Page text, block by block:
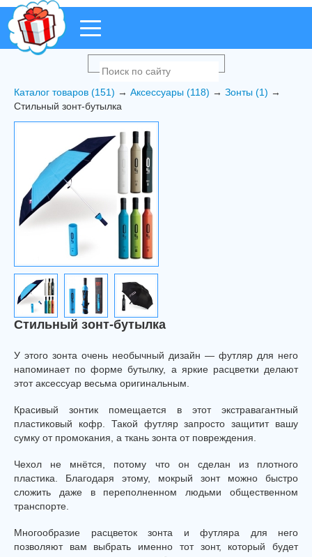
Каталог товаров (151) → Аксессуары (118) → Зонты (1) →
Стильный зонт-бутылка
Стильный зонт-бутылка
У этого зонта очень необычный дизайн — футляр для него
напоминает по форме бутылку, а яркие расцветки делают
этот аксессуар весьма оригинальным.
Красивый зонтик помещается в этот экстравагантный
пластиковый кофр. Такой футляр запросто защитит вашу
сумку от промокания, а ткань зонта от повреждения.
Чехол не мнётся, потому что он сделан из плотного
пластика. Благодаря этому, мокрый зонт можно быстро
сложить даже в переполненном людьми общественном
транспорте.
Многообразие расцветок зонта и футляра для него
позволяют вам выбрать именно тот зонт, который будет